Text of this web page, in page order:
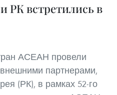
встретились в
АСЕАН провели
партнерами,
(РК), в рамках 52-го